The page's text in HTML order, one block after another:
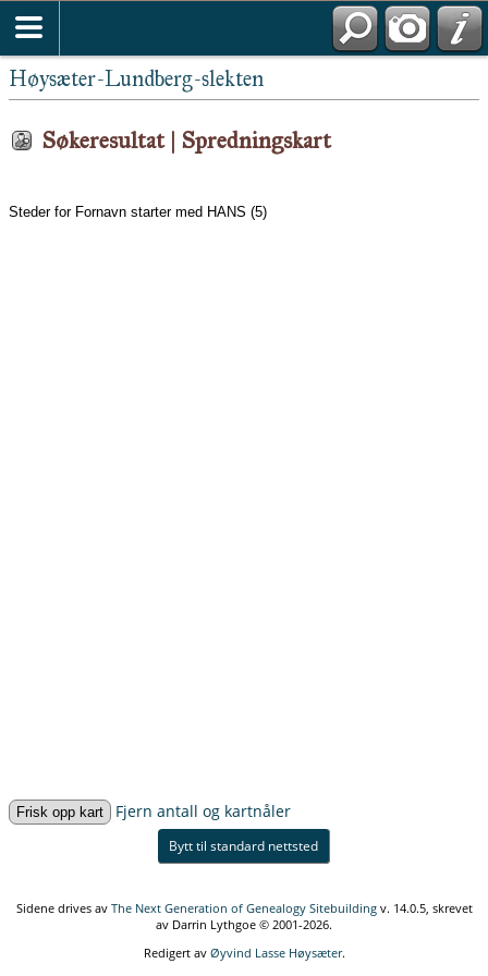
Høysæter-Lundberg-slekten
Søkeresultat | Spredningskart
Steder for Fornavn starter med HANS (5)
Fjern antall og kartnåler
Bytt til standard nettsted
Sidene drives av The Next Generation of Genealogy Sitebuildingv. 14.0.5, skrevet
av Darrin Lythgoe © 2001-2026.
Redigert av Øyvind Lasse Høysæter.